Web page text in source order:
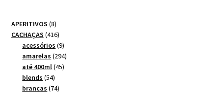
APERITIVOS 88
produtos
CACHAÇAS 416416
produtos
acessórios 99
produtos
amarelas 294294
até 400ml 4545
blends 5454
produtos
brancas 7474